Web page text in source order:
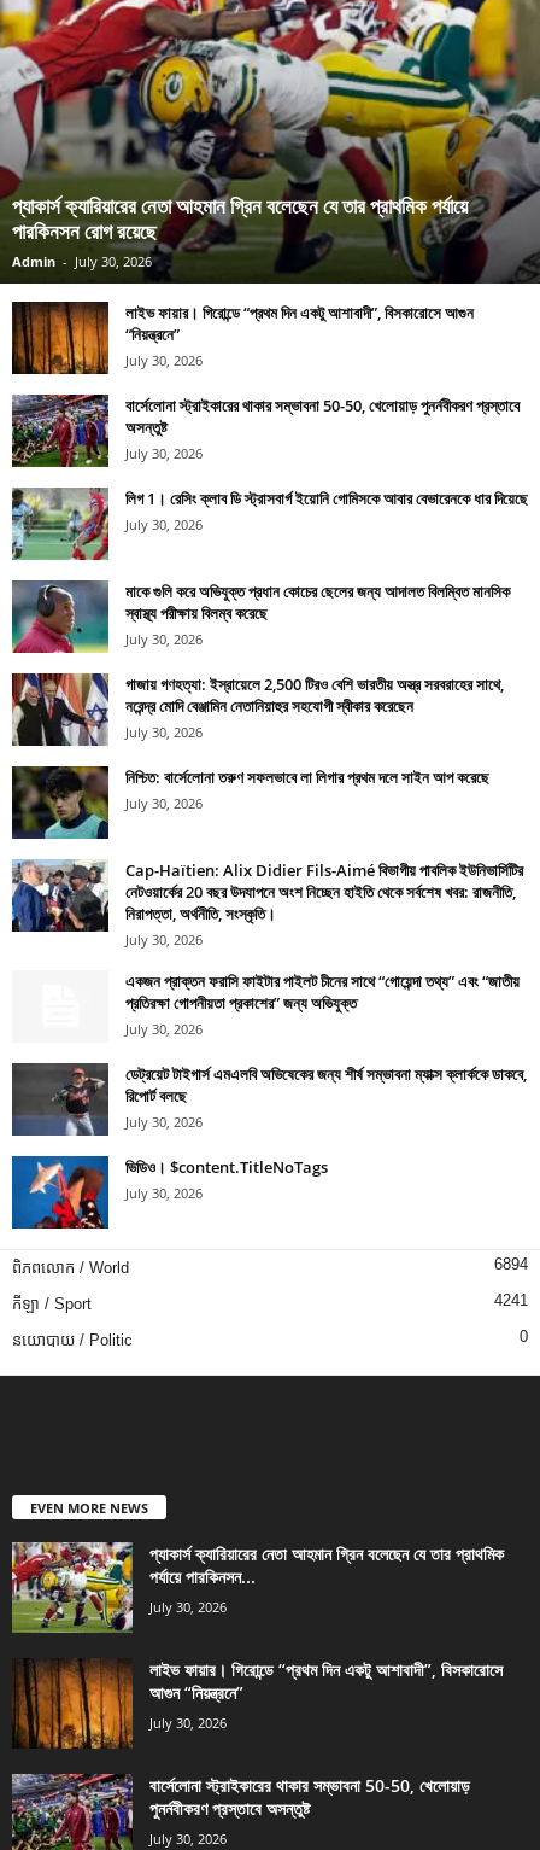
প্যাকার্স ক্যারিয়ারের নেতা আহমান গ্রিন বলেছেন যে তার প্রাথমিক পর্যায়ে
পারকিনসন রোগ রয়েছে
Admin - July 30, 2026
লাইভ ফায়ার। গিরোন্ডে “প্রথম দিন একটু আশাবাদী”, বিসকারোসে আগুন
“নিয়ন্ত্রনে”
July 30, 2026
বার্সেলোনা স্ট্রাইকারের থাকার সম্ভাবনা 50-50, খেলোয়াড় পুনর্নবীকরণ প্রস্তাবে
অসন্তুষ্ট
July 30, 2026
লিগ 1। রেসিং ক্লাব ডি স্ট্রাসবার্গ ইয়োনি গোমিসকে আবার বেভারেনকে ধার দিয়েছে
July 30, 2026
মাকে গুলি করে অভিযুক্ত প্রধান কোচের ছেলের জন্য আদালত বিলম্বিত মানসিক
স্বাস্থ্য পরীক্ষায় বিলম্ব করেছে
July 30, 2026
গাজায় গণহত্যা: ইস্রায়েলে 2,500 টিরও বেশি ভারতীয় অস্ত্র সরবরাহের সাথে,
নরেন্দ্র মোদি বেঞ্জামিন নেতানিয়াহুর সহযোগী স্বীকার করেছেন
July 30, 2026
নিশ্চিত: বার্সেলোনা তরুণ সফলভাবে লা লিগার প্রথম দলে সাইন আপ করেছে
July 30, 2026
Cap-Haïtien: Alix Didier Fils-Aimé বিভাগীয় পাবলিক ইউনিভার্সিটির
নেটওয়ার্কের 20 বছর উদযাপনে অংশ নিচ্ছেন হাইতি থেকে সর্বশেষ খবর: রাজনীতি,
নিরাপত্তা, অর্থনীতি, সংস্কৃতি।
July 30, 2026
একজন প্রাক্তন ফরাসি ফাইটার পাইলট চীনের সাথে “গোয়েন্দা তথ্য” এবং “জাতীয়
প্রতিরক্ষা গোপনীয়তা প্রকাশের” জন্য অভিযুক্ত
July 30, 2026
ডেট্রয়েট টাইগার্স এমএলবি অভিষেকের জন্য শীর্ষ সম্ভাবনা ম্যাক্স ক্লার্ককে ডাকবে,
রিপোর্ট বলছে
July 30, 2026
ভিডিও। $content.TitleNoTags
July 30, 2026
ពិភពលោក / World 6894
កីឡា / Sport 4241
នយោបាយ / Politic 0
EVEN MORE NEWS
প্যাকার্স ক্যারিয়ারের নেতা আহমান গ্রিন বলেছেন যে তার প্রাথমিক
পর্যায়ে পারকিনসন...
July 30, 2026
লাইভ ফায়ার। গিরোন্ডে “প্রথম দিন একটু আশাবাদী”, বিসকারোসে
আগুন “নিয়ন্ত্রনে”
July 30, 2026
বার্সেলোনা স্ট্রাইকারের থাকার সম্ভাবনা 50-50, খেলোয়াড়
পুনর্নবীকরণ প্রস্তাবে অসন্তুষ্ট
July 30, 2026